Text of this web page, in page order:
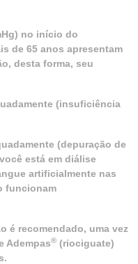
no início do
de 65 anos apresentam
desta forma, seu
(insuficiência
(depuração de
está em diálise
artificialmente nas
funcionam
é recomendado, uma vez
Adempas® (riociguate)